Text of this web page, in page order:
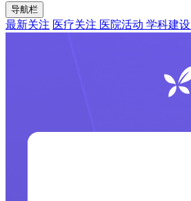
导航栏
最新关注 医疗关注 医院活动 学科建设